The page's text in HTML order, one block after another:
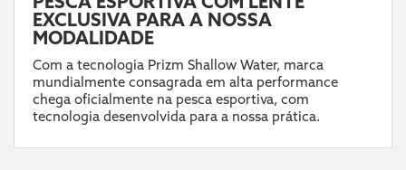
EXCLUSIVA PARA A NOSSA
MODALIDADE
Com a tecnologia Prizm Shallow Water, marca
mundialmente consagrada em alta performance
chega oficialmente na pesca esportiva, com
tecnologia desenvolvida para a nossa prática.